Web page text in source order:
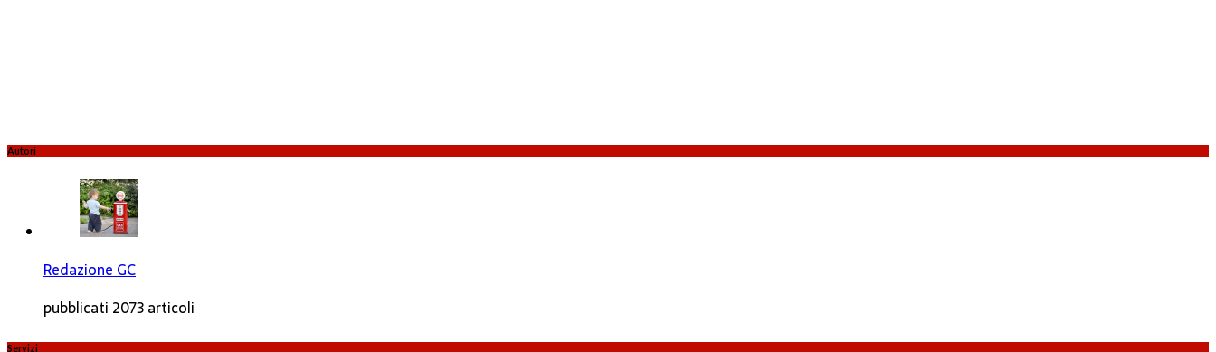
Autori
Redazione GC
pubblicati 2073 articoli
Servizi